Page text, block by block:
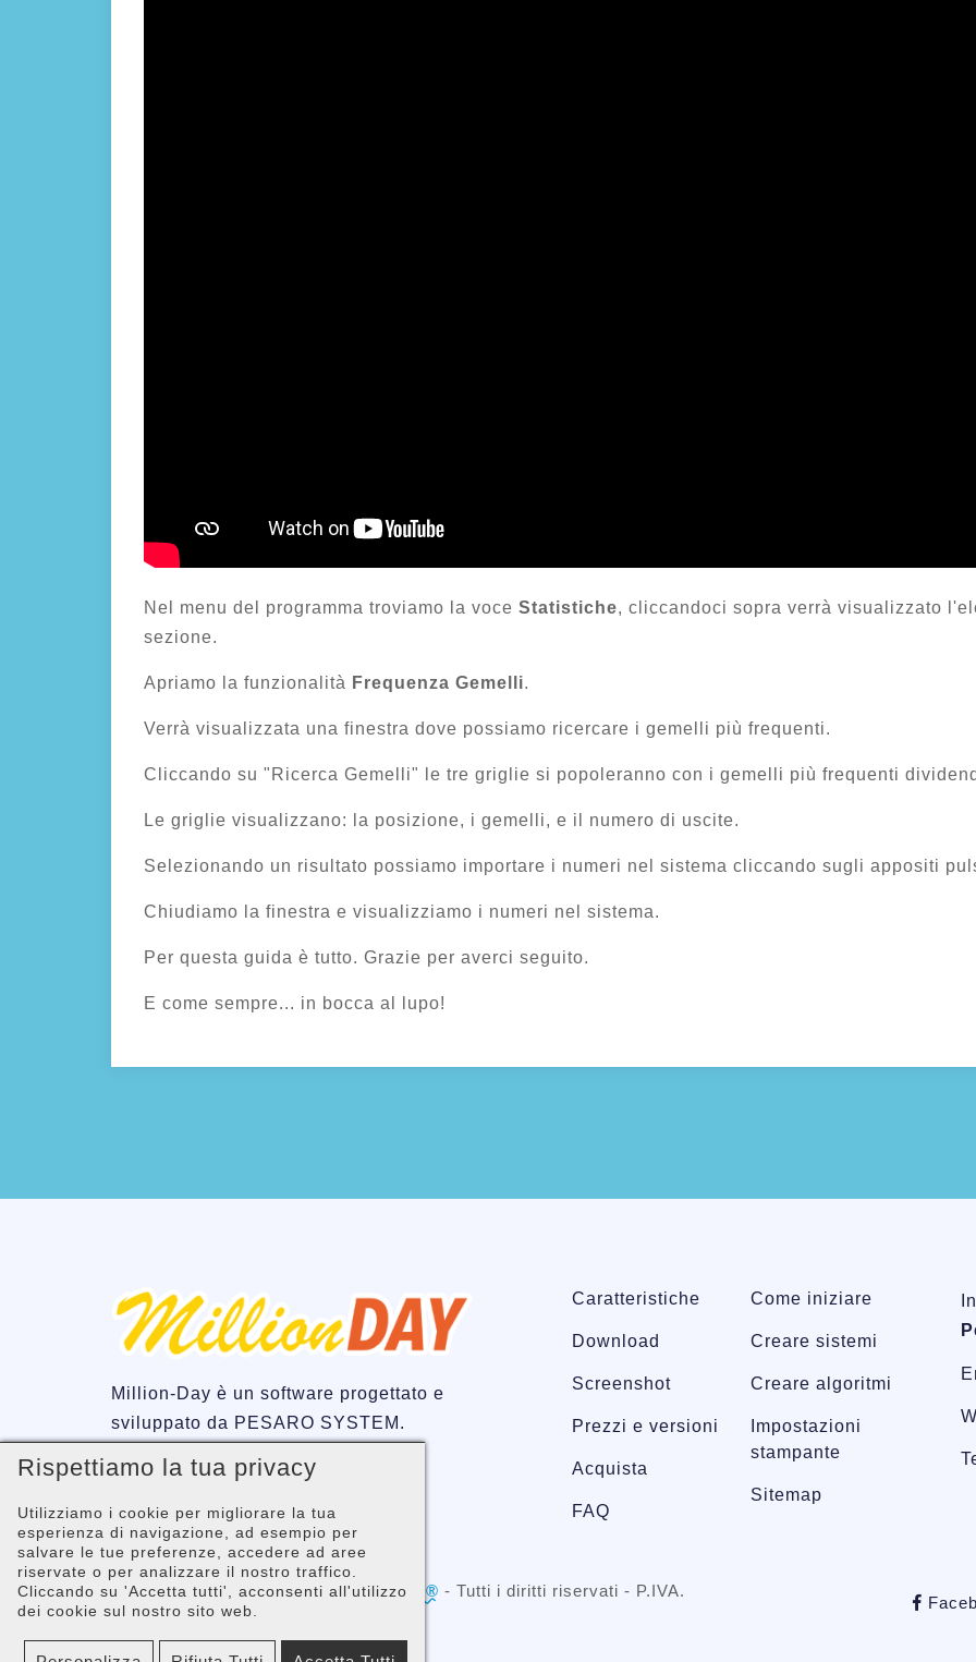
Rispettiamo la tua privacy
Utilizziamo i cookie per migliorare la tua
esperienza di navigazione, ad esempio per
salvare le tue preferenze, accedere ad aree
riservate o per analizzare il nostro traffico.
Cliccando su 'Accetta tutti', acconsenti all'utilizzo
dei cookie sul nostro sito web.
Nel menu del programma troviamo la voce Statistiche, cliccandoci sopra verrà visualizzato
sezione.
Apriamo la funzionalità Frequenza Gemelli.
Verrà visualizzata una finestra dove possiamo ricercare i gemelli più frequenti.
Cliccando su "Ricerca Gemelli" le tre griglie si popoleranno con i gemelli più frequenti
Le griglie visualizzano: la posizione, i gemelli, e il numero di uscite.
Selezionando un risultato possiamo importare i numeri nel sistema cliccando sugli appositi
Chiudiamo la finestra e visualizziamo i numeri nel sistema.
Per questa guida è tutto. Grazie per averci seguito.
E come sempre... in bocca al lupo!
Million-Day è un software progettato e
sviluppato da PESARO SYSTEM.
Caratteristiche
Download
Screenshot
Prezzi e versioni
Acquista
FAQ
Come iniziare
Creare sistemi
Creare algoritmi
Impostazioni
stampante
Sitemap
Copyright © 2001 -PESARO SYSTEM® - Tutti i diritti riservati - P.IVA.
02058680410